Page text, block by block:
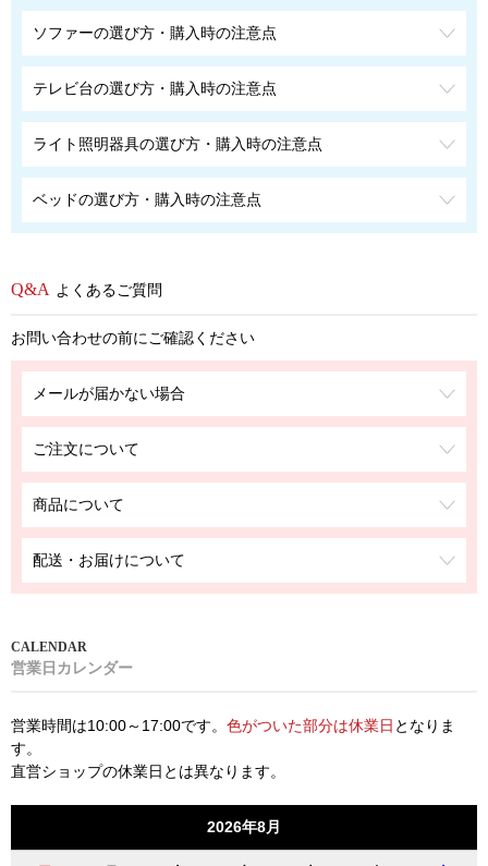
ソファーの選び方・購入時の注意点
テレビ台の選び方・購入時の注意点
ライト照明器具の選び方・購入時の注意点
ベッドの選び方・購入時の注意点
よくあるご質問
お問い合わせの前にご確認ください
メールが届かない場合
ご注文について
商品について
配送・お届けについて
営業日カレンダー
営業時間は10:00～17:00です。 色がついた部分は休業日 となりま
す。
直営ショップの休業日とは異なります。
2026年8月